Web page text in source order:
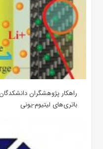
راهکار پژوهشگران
باتری‌های لیتیوم-یونی